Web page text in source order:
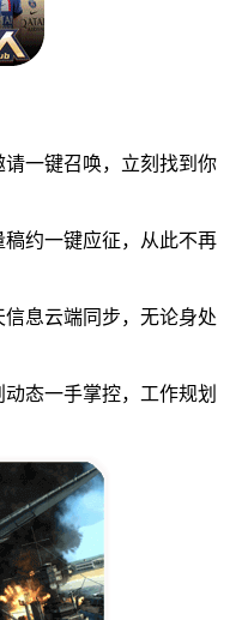
一键召唤，立刻找到你
约一键应征，从此不再
息云端同步，无论身处
态一手掌控，工作规划